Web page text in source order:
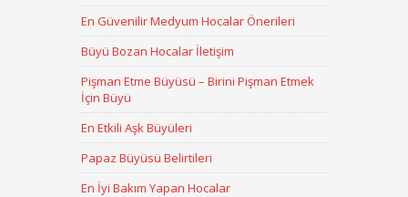
En Güvenilir Medyum Hocalar Önerileri
Büyü Bozan Hocalar İletişim
Pişman Etme Büyüsü – Birini Pişman Etmek
İçin Büyü
En Etkili Aşk Büyüleri
Papaz Büyüsü Belirtileri
En İyi Bakım Yapan Hocalar